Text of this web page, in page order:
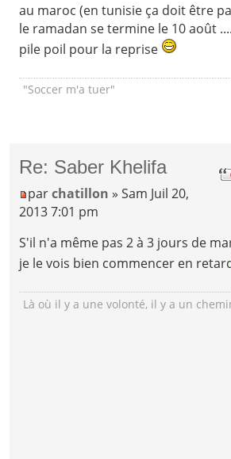
au maroc (en tunisie ça doit être
le ramadan se termine le 10 août
pile poil pour la reprise
"Soccer m'a tuer"
Re: Saber Khelifa
parchatillon » Sam Juil 20,
2013 7:01 pm
S'il n'a même pas 2 à 3 jours de
je le vois bien commencer en
Là où il y a une volonté, il y a un